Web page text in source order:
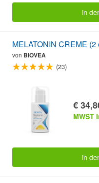
in
MELATONIN CREME (2
von BIOVEA
(23)
€
MWST
in